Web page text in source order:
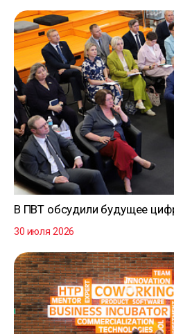
В ПВТ обсудили будущее
30 июля 2026